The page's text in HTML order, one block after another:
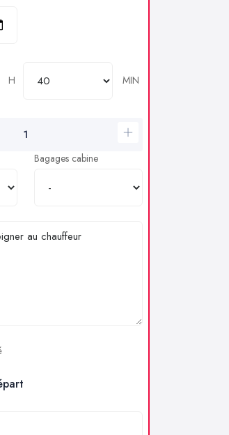
H
MIN
Bagages cabine